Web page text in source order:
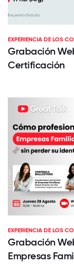
EXPERIENCIA DE LOS
Grabación
Certificación
EXPERIENCIA DE LOS
Grabación
Empresas